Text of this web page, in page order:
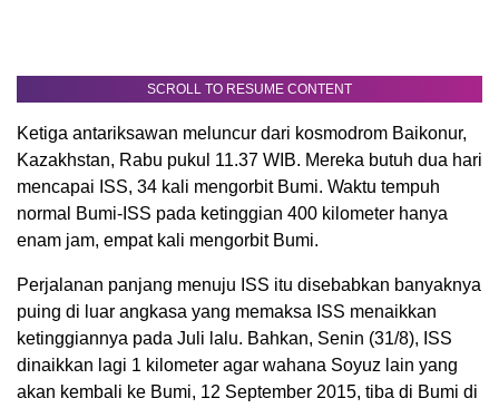
SCROLL TO RESUME CONTENT
Ketiga antariksawan meluncur dari kosmodrom Baikonur,
Kazakhstan, Rabu pukul 11.37 WIB. Mereka butuh dua hari
mencapai ISS, 34 kali mengorbit Bumi. Waktu tempuh
normal Bumi-ISS pada ketinggian 400 kilometer hanya
enam jam, empat kali mengorbit Bumi.
Perjalanan panjang menuju ISS itu disebabkan banyaknya
puing di luar angkasa yang memaksa ISS menaikkan
ketinggiannya pada Juli lalu. Bahkan, Senin (31/8), ISS
dinaikkan lagi 1 kilometer agar wahana Soyuz lain yang
akan kembali ke Bumi, 12 September 2015, tiba di Bumi di